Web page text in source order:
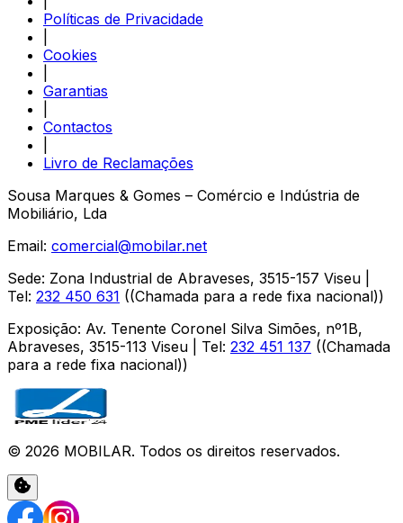
Políticas de Privacidade
Cookies
Garantias
Contactos
Livro de Reclamações
Sousa Marques & Gomes – Comércio e Indústria de
Mobiliário, Lda
Email: comercial@mobilar.net
Sede: Zona Industrial de Abraveses, 3515-157 Viseu
Tel: 232 450 631 ((Chamada para a rede fixa nacional))
Exposição: Av. Tenente Coronel Silva Simões, nº1B,
Abraveses, 3515-113 Viseu | Tel: 232 451 137 ((Chamada
para a rede fixa nacional))
© 2026 MOBILAR. Todos os direitos reservados.